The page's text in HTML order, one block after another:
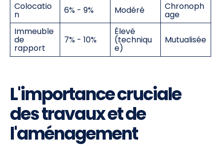
Colocatio
n 6% - 9% Modéré Chronoph
age
Immeuble
de
rapport
7% - 10%
Élevé
(techniqu
e)
Mutualisée
L'importance cruciale
des travaux et de
l'aménagement